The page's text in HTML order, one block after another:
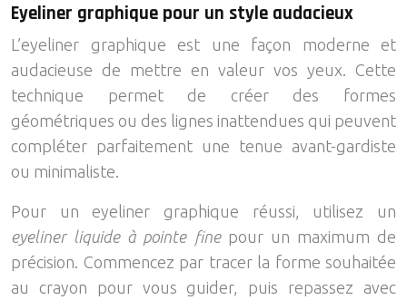
Eyeliner graphique pour un style audacieux
L’eyeliner graphique est une façon moderne et
audacieuse de mettre en valeur vos yeux. Cette
technique permet de créer des formes
géométriques ou des lignes inattendues qui peuvent
compléter parfaitement une tenue avant-gardiste
ou minimaliste.
Pour un eyeliner graphique réussi, utilisez un
eyeliner liquide à pointe fine pour un maximum de
précision. Commencez par tracer la forme souhaitée
au crayon pour vous guider, puis repassez avec